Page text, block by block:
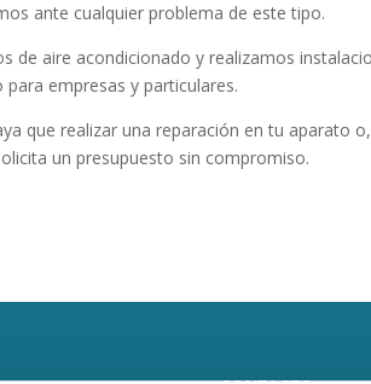
ante cualquier problema de este tipo.
de aire acondicionado y realizamos
empresas y particulares.
que realizar una reparación en tu aparato
un presupuesto sin compromiso.